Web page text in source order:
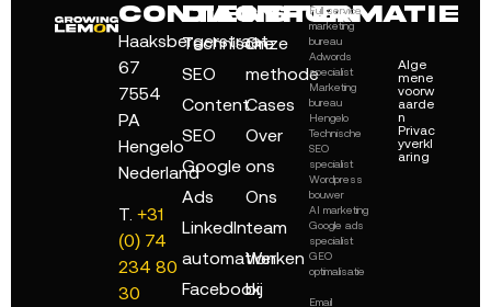
Contact
Haaksbergerstraat
67
7554
PA
Hengelo
Nederland
T. +31
(0) 74
234 80
30
Diensten
Technische
SEO
Content
SEO
Google
Ads
LinkedIn
automation
Facebook
Informatie
Onze
methode
Cases
Over
ons
Ons
team
Werken
bij
Full service
marketing
bureau
Adwords
specialist
Marketing
bureau
Hengelo
Technische
SEO
specialist
Wordpress
bouwer
AI marketing
Google ads
specialist
GEO
optimalisatie
Email
Alge
mene
voorw
aarde
n
Privac
yverkl
aring